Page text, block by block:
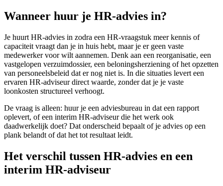
Wanneer huur je HR-advies in?
Je huurt HR-advies in zodra een HR-vraagstuk meer kennis of
capaciteit vraagt dan je in huis hebt, maar je er geen vaste
medewerker voor wilt aannemen. Denk aan een reorganisatie, een
vastgelopen verzuimdossier, een beloningsherziening of het opzetten
van personeelsbeleid dat er nog niet is. In die situaties levert een
ervaren HR-adviseur direct waarde, zonder dat je je vaste
loonkosten structureel verhoogt.
De vraag is alleen: huur je een adviesbureau in dat een rapport
oplevert, of een interim HR-adviseur die het werk ook
daadwerkelijk doet? Dat onderscheid bepaalt of je advies op een
plank belandt of dat het tot resultaat leidt.
Het verschil tussen HR-advies en een
interim HR-adviseur